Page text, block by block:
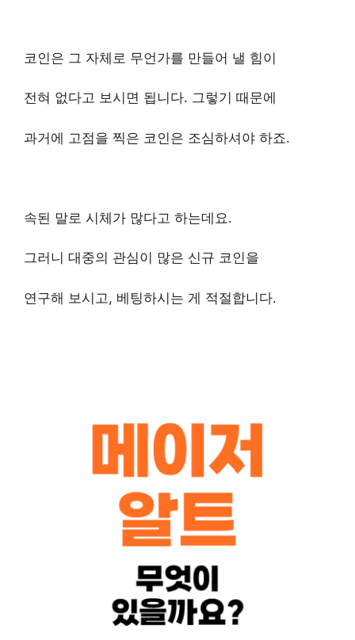
코인은 그 자체로 무언가를 만들어 낼 힘이
전혀 없다고 보시면 됩니다. 그렇기 때문에
과거에 고점을 찍은 코인은 조심하셔야 하죠.
속된 말로 시체가 많다고 하는데요.
그러니 대중의 관심이 많은 신규 코인을
연구해 보시고, 베팅하시는 게 적절합니다.